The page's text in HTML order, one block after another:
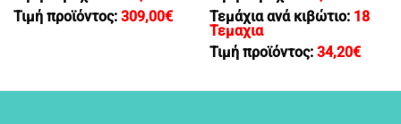
Τιμή προϊόντος: 309,00€
Τεμάχια ανά κιβώτιο: 18
Τεμαχια
Τιμή προϊόντος: 34,20€